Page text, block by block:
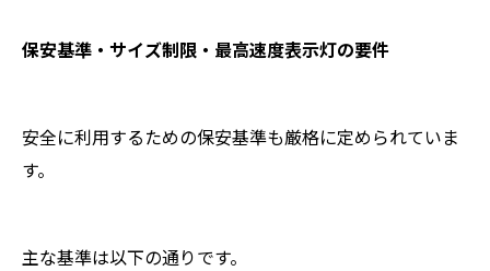
保安基準・サイズ制限・最高速度表示灯の要件
安全に利用するための保安基準も厳格に定められていま
す。
主な基準は以下の通りです。